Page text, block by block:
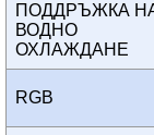
ПОДДРЪЖКА
ВОДНО
ОХЛАЖДАНЕ
RGB